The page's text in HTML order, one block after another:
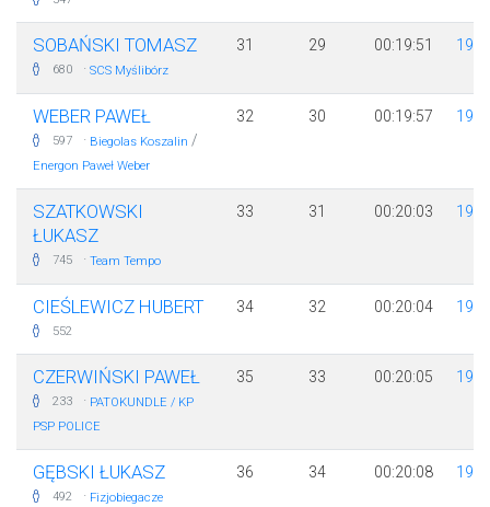
SOBAŃSKI TOMASZ
680 · SCS Myślibórz
31 29 00:19:51 1976
WEBER PAWEŁ
597 · Biegolas Koszalin /
Energon Paweł Weber
32 30 00:19:57 1983
SZATKOWSKI
ŁUKASZ
745 · Team Tempo
33 31 00:20:03 1997
CIEŚLEWICZ HUBERT
552
34 32 00:20:04 1988
CZERWIŃSKI PAWEŁ
233 · PATOKUNDLE / KP
PSP POLICE
35 33 00:20:05 1994
GĘBSKI ŁUKASZ
492 · Fizjobiegacze
36 34 00:20:08 1983